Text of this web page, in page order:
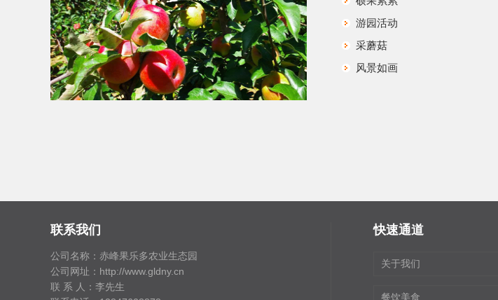
游园活动
采蘑菇
风景如画
联系我们
公司名称：赤峰果乐多农业生态园
公司网址：http://www.gldny.cn
联 系 人：李先生
快速通道
关于我们
餐饮美食